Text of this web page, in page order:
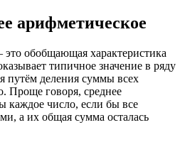
арифметическое
это обобщающая характеристика
типичное значение в ряду
путём деления суммы всех
Проще говоря, среднее
каждое число, если бы все
а их общая сумма осталась